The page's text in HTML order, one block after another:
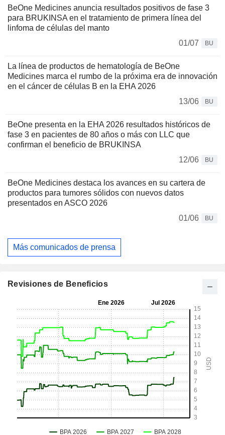
BeOne Medicines anuncia resultados positivos de fase 3
para BRUKINSA en el tratamiento de primera línea del
linfoma de células del manto
01/07
BU
La línea de productos de hematología de BeOne
Medicines marca el rumbo de la próxima era de innovación
en el cáncer de células B en la EHA 2026
13/06
BU
BeOne presenta en la EHA 2026 resultados históricos de
fase 3 en pacientes de 80 años o más con LLC que
confirman el beneficio de BRUKINSA
12/06
BU
BeOne Medicines destaca los avances en su cartera de
productos para tumores sólidos con nuevos datos
presentados en ASCO 2026
01/06
BU
Más comunicados de prensa
Revisiones de Beneficios